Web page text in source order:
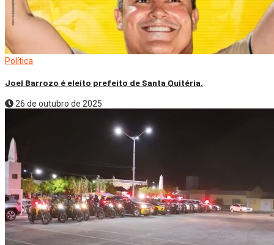
Política
Joel Barrozo é eleito prefeito de Santa Quitéria.
26 de outubro de 2025